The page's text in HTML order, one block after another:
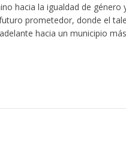
hacia la igualdad de género
prometedor, donde el
hacia un municipio